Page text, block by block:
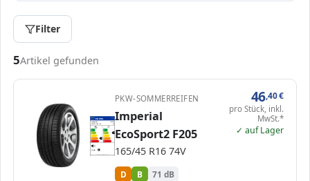
Filter
Passende Reifen in 165/45 R16
5Artikel gefunden
ENERG 517526
Imperial IM416
165/45 R16 74V C1
A
B
C
D
D
E
A
B B
C
D
E
71 dB
PKW-SOMMERREIFEN
Imperial
EcoSport2 F205
165/45 R16 74V
D B 71 dB
46,40€
pro Stück, inkl.
MwSt.*
✓ auf Lager